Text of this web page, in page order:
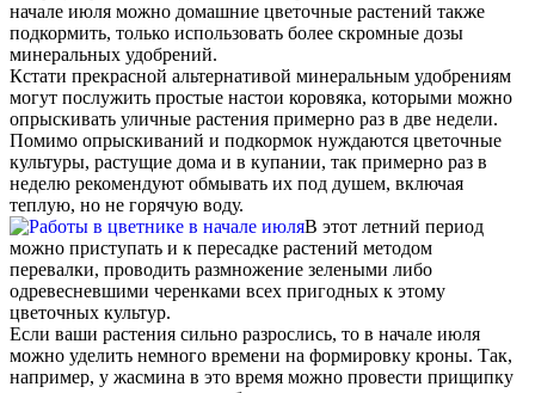
начале июля можно домашние цветочные растений также
подкормить, только использовать более скромные дозы
минеральных удобрений.
Кстати прекрасной альтернативой минеральным удобрениям
могут послужить простые настои коровяка, которыми можно
опрыскивать уличные растения примерно раз в две недели.
Помимо опрыскиваний и подкормок нуждаются цветочные
культуры, растущие дома и в купании, так примерно раз в
неделю рекомендуют обмывать их под душем, включая
теплую, но не горячую воду.
В этот летний период
можно приступать и к пересадке растений методом
перевалки, проводить размножение зелеными либо
одревесневшими черенками всех пригодных к этому
цветочных культур.
Если ваши растения сильно разрослись, то в начале июля
можно уделить немного времени на формировку кроны. Так,
например, у жасмина в это время можно провести прищипку